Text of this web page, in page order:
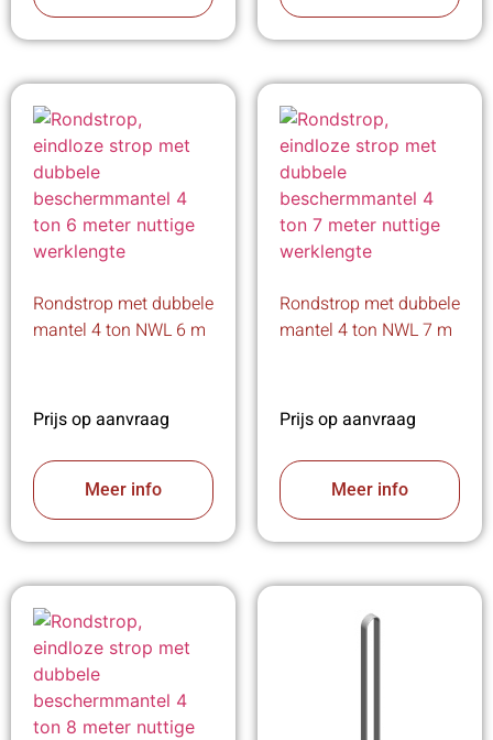
Rondstrop met dubbele
mantel 4 ton NWL 6 m
Prijs op aanvraag
Meer info
Rondstrop met dubbele
mantel 4 ton NWL 7 m
Prijs op aanvraag
Meer info